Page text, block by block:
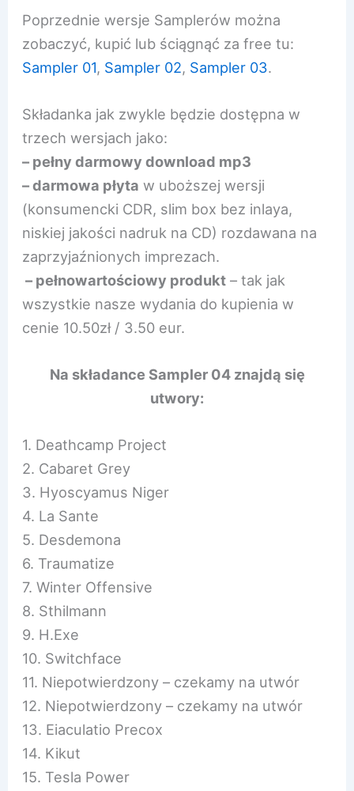
Poprzednie wersje Samplerów można
zobaczyć, kupić lub ściągnąć za free tu:
Sampler 01, Sampler 02, Sampler 03.
Składanka jak zwykle będzie dostępna w
trzech wersjach jako:
– pełny darmowy download mp3
– darmowa płyta w uboższej wersji
(konsumencki CDR, slim box bez inlaya,
niskiej jakości nadruk na CD) rozdawana na
zaprzyjaźnionych imprezach.
– pełnowartościowy produkt – tak jak
wszystkie nasze wydania do kupienia w
cenie 10.50zł / 3.50 eur.
Na składance Sampler 04 znajdą się
utwory:
1. Deathcamp Project
2. Cabaret Grey
3. Hyoscyamus Niger
4. La Sante
5. Desdemona
6. Traumatize
7. Winter Offensive
8. Sthilmann
9. H.Exe
10. Switchface
11. Niepotwierdzony – czekamy na utwór
12. Niepotwierdzony – czekamy na utwór
13. Eiaculatio Precox
14. Kikut
15. Tesla Power